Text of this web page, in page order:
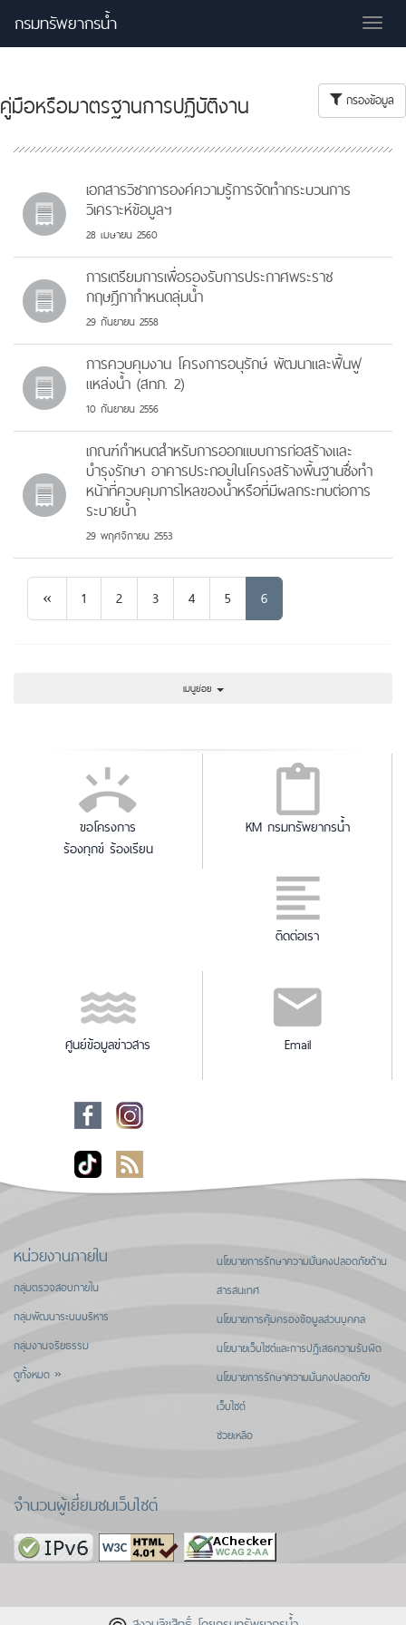
กรมทรัพยากรน้ำ
คู่มือหรือมาตรฐานการปฏิบัติงาน กรองข้อมูล
เอกสารวิชาการองค์ความรู้การจัดทำกระบวนการ
วิเคราะห์ข้อมูลฯ
28 เมษายน 2560
การเตรียมการเพื่อรองรับการประกาศพระราช
กฤษฎีกากำหนดลุ่มน้ำ
29 กันยายน 2558
การควบคุมงาน โครงการอนุรักษ์ พัฒนาและฟื้นฟู
แหล่งน้ำ (สทภ. 2)
10 กันยายน 2556
เกณฑ์กำหนดสำหรับการออกแบบการก่อสร้างและ
บำรุงรักษา อาคารประกอบในโครงสร้างพื้นฐานซึ่งทำ
หน้าที่ควบคุมการไหลของน้ำหรือที่มีผลกระทบต่อการ
ระบายน้ำ
29 พฤศจิกายน 2553
« Previous1 2 3 4 5 6
เมนูย่อย
ขอโครงการ
ร้องทุกข์ ร้องเรียน
KM กรมทรัพยากรน้ำ
ติดต่อเรา
ศูนย์ข้อมูลข่าวสาร Email
หน่วยงานภายใน
กลุ่มตรวจสอบภายใน
กลุ่มพัฒนาระบบบริหาร
กลุ่มงานจริยธรรม
ดูทั้งหมด »
นโยบายการรักษาความมั่นคงปลอดภัยด้าน
สารสนเทศ
นโยบายการคุ้มครองข้อมูลส่วนบุคคล
นโยบายเว็บไซต์และการปฏิเสธความรับผิด
นโยบายการรักษาความมั่นคงปลอดภัย
เว็บไซต์
ช่วยเหลือ
จำนวนผู้เยี่ยมชมเว็บไซต์